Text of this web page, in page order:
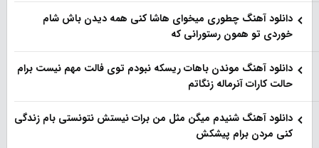
دانلود آهنگ چطوری میخوای هاشا کنی همه دیدن باش شام
خوردی تو همون رستورانی که
دانلود آهنگ موندن باهات ریسکه نبودم توی فالت مهم نیست برام
حالت کارات آنرماله زنگاتم
دانلود آهنگ شنیدم میگن مثل من برات نیستش نتونستی بام زندگی
کنی مردن برام پیشکش